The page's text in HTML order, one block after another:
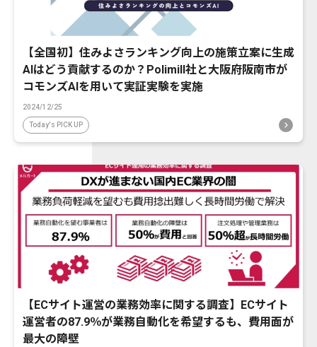
【全国初】住みよさランキング向上の施策立案に生成
AIはどう貢献するのか？Polimill社と大阪府阪南市が
コモンズAIを用いて実証実験を実施
2024/12/25
Today's PICK UP
【ECサイト運営の業務効率に関する調査】ECサイト
運営者の87.9％が業務自動化を希望するも、費用面が
最大の障壁